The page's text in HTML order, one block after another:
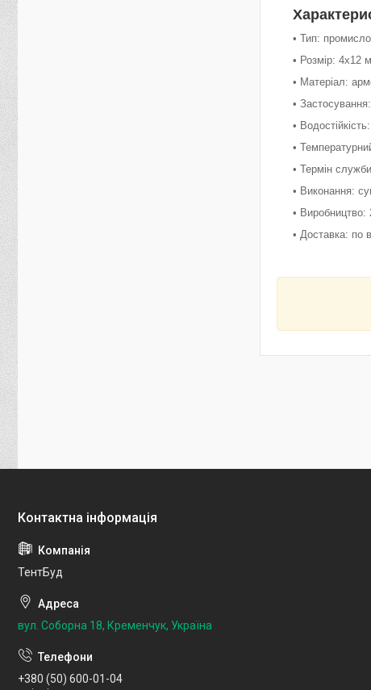
• Тип:
• Розмір: 4х12 м
• Матеріал:
•
•
•
• Термін
• Виконання:
• Виробництво:
• Доставка: по
ТентБуд
вул. Соборна 18, Кременчук, Україна
+380 (50) 600-01-04